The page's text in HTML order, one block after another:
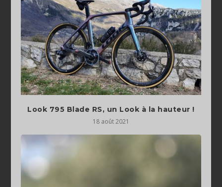
Look 795 Blade RS, un Look à la hauteur !
18 août 2021